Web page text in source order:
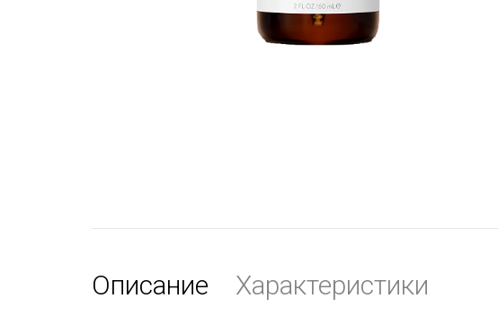
Описание Характеристики